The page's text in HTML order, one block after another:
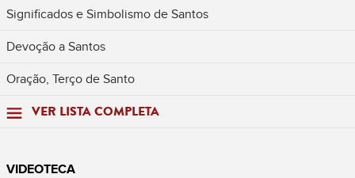
Significados e Simbolismo de Santos
Devoção a Santos
Oração, Terço de Santo
VER LISTA COMPLETA
VIDEOTECA